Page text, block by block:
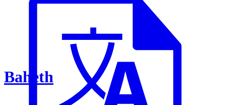
Baheth